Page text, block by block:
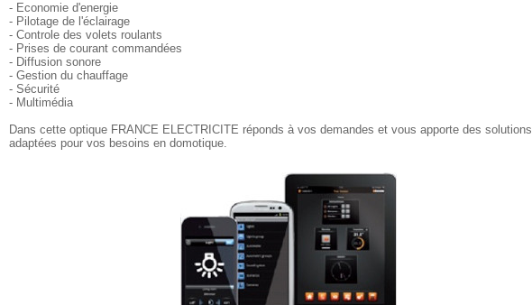
- Economie d'energie
- Pilotage de l'éclairage
- Controle des volets roulants
- Prises de courant commandées
- Diffusion sonore
- Gestion du chauffage
- Sécurité
- Multimédia
Dans cette optique FRANCE ELECTRICITE réponds à vos demandes et vous apporte des solutions
adaptées pour vos besoins en domotique.